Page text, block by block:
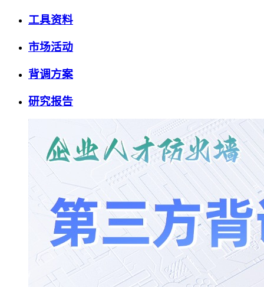
工具资料
市场活动
背调方案
研究报告